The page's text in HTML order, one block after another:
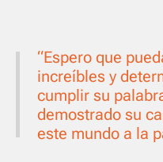
“Espero que
increíbles y
cumplir su
demostrado su
este mundo a la